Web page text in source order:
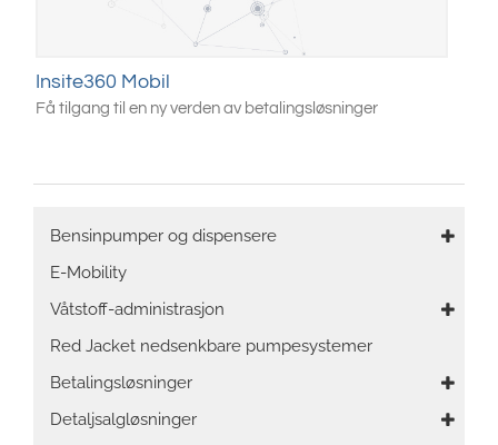
Insite360 Mobil
Få tilgang til en ny verden av betalingsløsninger
Main
navigation
Bensinpumper og dispensere
E-Mobility
Våtstoff-administrasjon
Red Jacket nedsenkbare pumpesystemer
Betalingsløsninger
Detaljsalgløsninger